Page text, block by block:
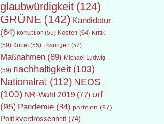
glaubwürdigkeit(124)
GRÜNE(142) Kandidatur
(84) korruption (55) Kosten(64) Kritik
(59) Kurier(55) Lösungen (57)
Maßnahmen(89) Michael Ludwig
(59) nachhaltigkeit(103)
Nationalrat(112) NEOS
(100) NR-Wahl 2019(77) orf
(95) Pandemie(84) parteien (67)
Politikverdrossenheit(74)